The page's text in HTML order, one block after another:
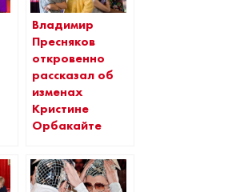
Владимир
Пресняков
откровенно
рассказал об
изменах
Кристине
Орбакайте